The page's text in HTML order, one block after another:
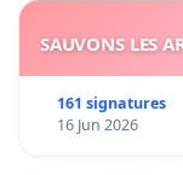
SAUVONS LES
161 signatures
16 Jun 2026